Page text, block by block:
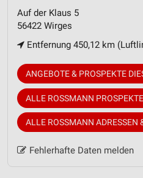
Auf der Klaus 5
56422 Wirges
Entfernung 450,12 km
ANGEBOTE & PROSPEKTE
ALLE ROSSMANN
ALLE ROSSMANN ADRESSEN
Fehlerhafte Daten melden